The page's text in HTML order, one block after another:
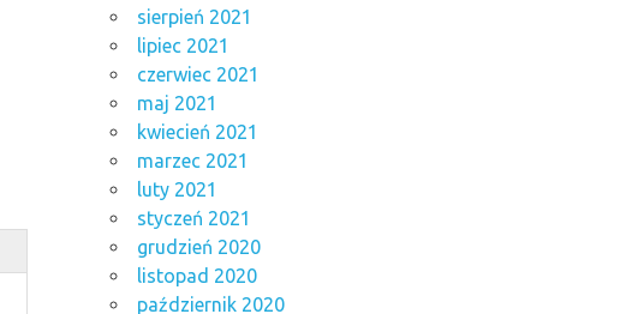
sierpień 2021
lipiec 2021
czerwiec 2021
maj 2021
kwiecień 2021
marzec 2021
luty 2021
styczeń 2021
grudzień 2020
listopad 2020
październik 2020